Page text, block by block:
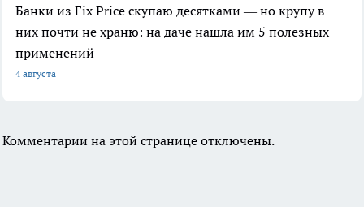
Банки из Fix Price скупаю десятками — но крупу в
них почти не храню: на даче нашла им 5 полезных
применений
4 августа
Комментарии на этой странице отключены.